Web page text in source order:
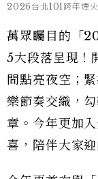
2026台北101跨年煙
萬眾矚目的「
5大段落呈現！
間點亮夜空；
樂節奏交織，
章。今年更加
喜，陪伴大家迎